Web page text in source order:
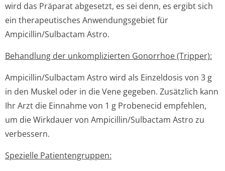
wird das Präparat abgesetzt, es sei denn, es ergibt sich
ein therapeutisches Anwendungsgebiet für
Ampicillin/Sul­bactam Astro.
Behandlung der unkomplizierten Gonorrhoe (Tripper):
Ampicillin/Sul­bactam Astro wird als Einzeldosis von 3 g
in den Muskel oder in die Vene gegeben. Zusätzlich kann
Ihr Arzt die Einnahme von 1 g Probenecid empfehlen,
um die Wirkdauer von Ampicillin/Sul­bactam Astro zu
verbessern.
Spezielle Patientengruppen: